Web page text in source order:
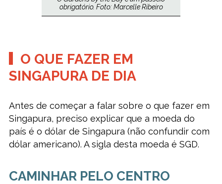
obrigatório. Foto: Marcelle Ribeiro
O QUE FAZER EM
SINGAPURA DE DIA
Antes de começar a falar sobre o que fazer em
Singapura, preciso explicar que a moeda do
país é o dólar de Singapura (não confundir com
dólar americano). A sigla desta moeda é SGD.
CAMINHAR PELO CENTRO